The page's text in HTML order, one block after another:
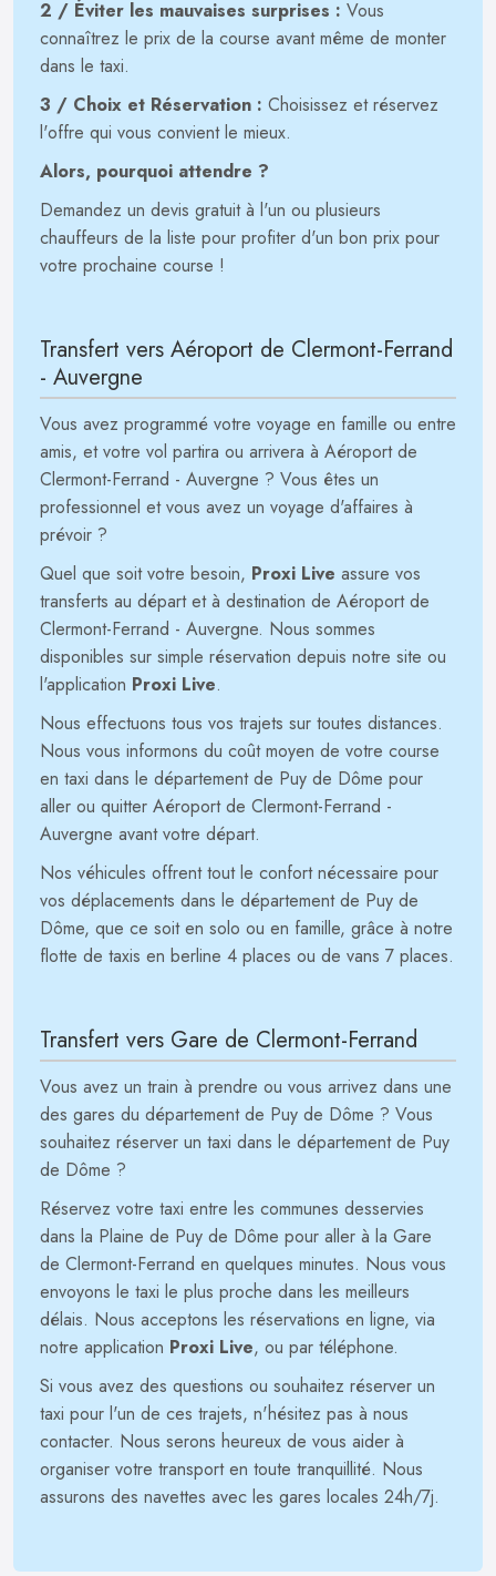
2 / Éviter les mauvaises surprises : Vous
connaîtrez le prix de la course avant même de monter
dans le taxi.
3 / Choix et Réservation : Choisissez et réservez
l'offre qui vous convient le mieux.
Alors, pourquoi attendre ?
Demandez un devis gratuit à l'un ou plusieurs
chauffeurs de la liste pour profiter d'un bon prix pour
votre prochaine course !
Transfert vers Aéroport de Clermont-Ferrand
- Auvergne
Vous avez programmé votre voyage en famille ou entre
amis, et votre vol partira ou arrivera à Aéroport de
Clermont-Ferrand - Auvergne ? Vous êtes un
professionnel et vous avez un voyage d'affaires à
prévoir ?
Quel que soit votre besoin, Proxi Live assure vos
transferts au départ et à destination de Aéroport de
Clermont-Ferrand - Auvergne. Nous sommes
disponibles sur simple réservation depuis notre site ou
l'application Proxi Live.
Nous effectuons tous vos trajets sur toutes distances.
Nous vous informons du coût moyen de votre course
en taxi dans le département de Puy de Dôme pour
aller ou quitter Aéroport de Clermont-Ferrand -
Auvergne avant votre départ.
Nos véhicules offrent tout le confort nécessaire pour
vos déplacements dans le département de Puy de
Dôme, que ce soit en solo ou en famille, grâce à notre
flotte de taxis en berline 4 places ou de vans 7 places.
Transfert vers Gare de Clermont-Ferrand
Vous avez un train à prendre ou vous arrivez dans une
des gares du département de Puy de Dôme ? Vous
souhaitez réserver un taxi dans le département de Puy
de Dôme ?
Réservez votre taxi entre les communes desservies
dans la Plaine de Puy de Dôme pour aller à la Gare
de Clermont-Ferrand en quelques minutes. Nous vous
envoyons le taxi le plus proche dans les meilleurs
délais. Nous acceptons les réservations en ligne, via
notre application Proxi Live, ou par téléphone.
Si vous avez des questions ou souhaitez réserver un
taxi pour l'un de ces trajets, n'hésitez pas à nous
contacter. Nous serons heureux de vous aider à
organiser votre transport en toute tranquillité. Nous
assurons des navettes avec les gares locales 24h/7j.